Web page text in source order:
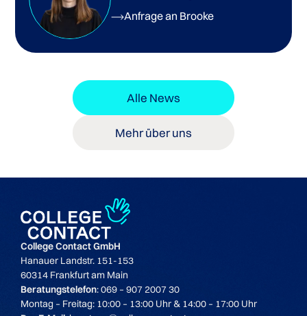
Anfrage an Brooke
Alle News
Mehr über uns
College Contact GmbH
Hanauer Landstr. 151-153
60314 Frankfurt am Main
Beratungstelefon: 069 – 907 2007 30
Montag – Freitag: 10:00 – 13:00 Uhr & 14:00 – 17:00 Uhr